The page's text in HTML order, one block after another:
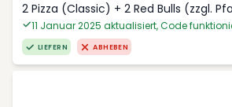
2 Pizza (Classic) + 2 Red Bulls (zzgl.
11 Januar 2025 aktualisiert, Code
LIEFERN ABHEBEN